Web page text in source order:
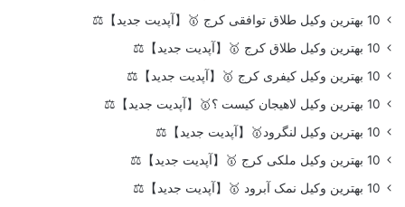
10 بهترین وکیل طلاق توافقی کرج 🥇【آپدیت جدید】⚖️
10 بهترین وکیل طلاق کرج 🥇【آپدیت جدید】⚖️
10 بهترین وکیل کیفری کرج 🥇【آپدیت جدید】⚖️
10 بهترین وکیل لاهیجان کیست ؟🥇【آپدیت جدید】⚖️
10 بهترین وکیل لنگرود🥇【آپدیت جدید】⚖️
10 بهترین وکیل ملکی کرج 🥇【آپدیت جدید】⚖️
10 بهترین وکیل نمک آبرود 🥇【آپدیت جدید】⚖️